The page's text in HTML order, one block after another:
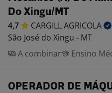
Do Xingu/MT
4,7 CARGILLAGRICOLA
São José do Xingu - MT
A combinar
Ensino
OPERADOR DE